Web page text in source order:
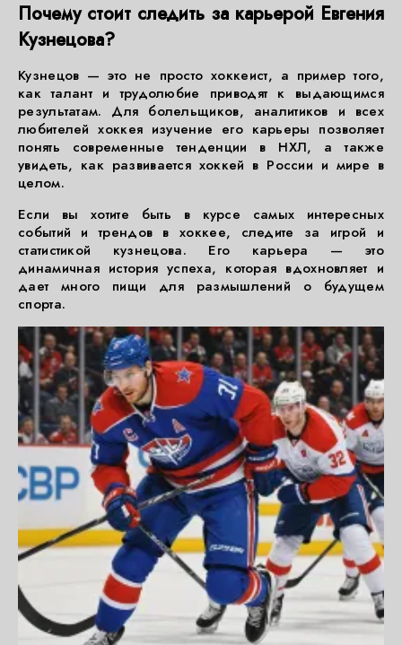
Почему стоит следить за карьерой Евгения
Кузнецова?
Кузнецов — это не просто хоккеист, а пример того,
как талант и трудолюбие приводят к выдающимся
результатам. Для болельщиков, аналитиков и всех
любителей хоккея изучение его карьеры позволяет
понять современные тенденции в НХЛ, а также
увидеть, как развивается хоккей в России и мире в
целом.
Если вы хотите быть в курсе самых интересных
событий и трендов в хоккее, следите за игрой и
статистикой кузнецова. Его карьера — это
динамичная история успеха, которая вдохновляет и
дает много пищи для размышлений о будущем
спорта.